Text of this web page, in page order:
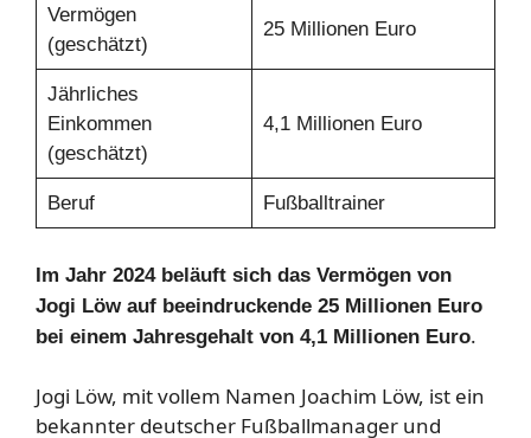
Vermögen
(geschätzt)
25 Millionen Euro
Jährliches
Einkommen
(geschätzt)
4,1 Millionen Euro
Beruf Fußballtrainer
Im Jahr 2024 beläuft sich das Vermögen von
Jogi Löw auf beeindruckende 25 Millionen Euro
bei einem Jahresgehalt von 4,1 Millionen Euro.
Jogi Löw, mit vollem Namen Joachim Löw, ist ein
bekannter deutscher Fußballmanager und